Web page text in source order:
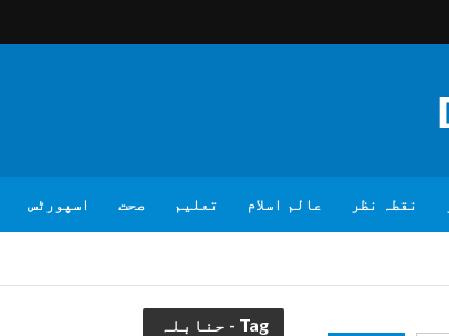
نقطہ نظر عالم اسلام تعلیم صحت اسپورٹس
Tag - حنابلہ